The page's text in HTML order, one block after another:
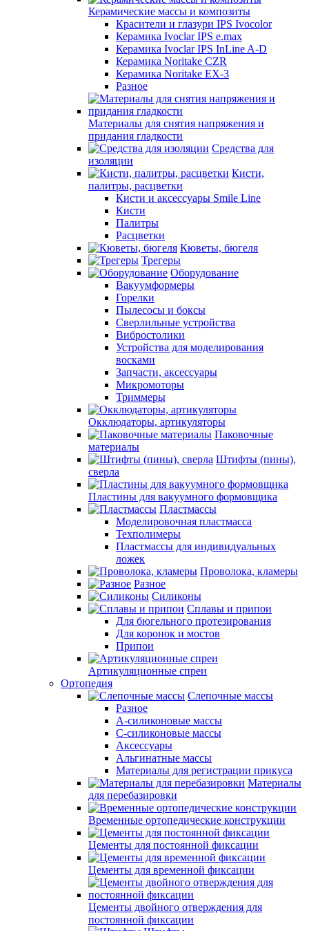
Керамические массы и композиты
Красители и глазури IPS Ivocolor
Керамика Ivoclar IPS e.max
Керамика Ivoclar IPS InLine A-D
Керамика Noritake CZR
Керамика Noritake EX-3
Разное
Материалы для снятия напряжения и
придания гладкости
Средства для
изоляции
Кисти,
палитры, расцветки
Кисти и аксессуары Smile Line
Кисти
Палитры
Расцветки
Кюветы, бюгеля
Трегеры
Оборудование
Вакуумформеры
Горелки
Пылесосы и боксы
Сверлильные устройства
Вибростолики
Устройства для моделирования
восками
Запчасти, аксессуары
Микромоторы
Триммеры
Окклюдаторы, артикуляторы
Паковочные
материалы
Штифты (пины),
сверла
Пластины для вакуумного формовщика
Пластмассы
Моделировочная пластмасса
Техполимеры
Пластмассы для индивидуальных
ложек
Проволока, кламеры
Разное
Силиконы
Сплавы и припои
Для бюгельного протезирования
Для коронок и мостов
Припои
Артикуляционные спреи
Ортопедия
Слепочные массы
Разное
А-силиконовые массы
С-силиконовые массы
Аксессуары
Альгинатные массы
Материалы для регистрации прикуса
Материалы
для перебазировки
Временные ортопедические конструкции
Цементы для постоянной фиксации
Цементы для временной фиксации
Цементы двойного отверждения для
постоянной фиксации